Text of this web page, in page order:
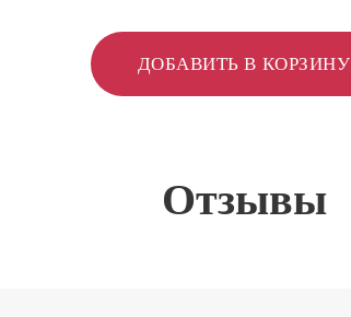
ДОБАВИТЬ В КОРЗИНУ
Отзывы